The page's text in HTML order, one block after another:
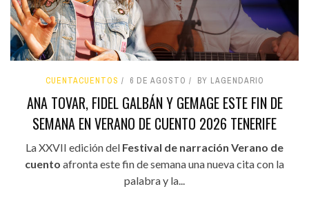
CUENTACUENTOS 6 DE AGOSTO BY LAGENDARIO
ANA TOVAR, FIDEL GALBÁN Y GEMAGE ESTE FIN DE
SEMANA EN VERANO DE CUENTO 2026 TENERIFE
La XXVII edición del Festival de narración Verano de
cuento afronta este fin de semana una nueva cita con la
palabra y la...